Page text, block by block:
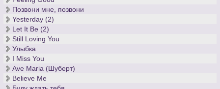
Позвони мне, позвони
Yesterday (2)
Let It Be (2)
Still Loving You
Улыбка
I Miss You
Ave Maria (Шуберт)
Believe Me